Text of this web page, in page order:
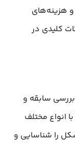
و هزینه‌های
کلیدی در
سابقه و
انواع مختلف
را شناسایی و